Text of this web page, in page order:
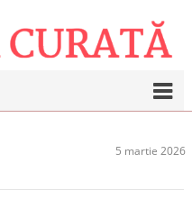
5 martie 2026